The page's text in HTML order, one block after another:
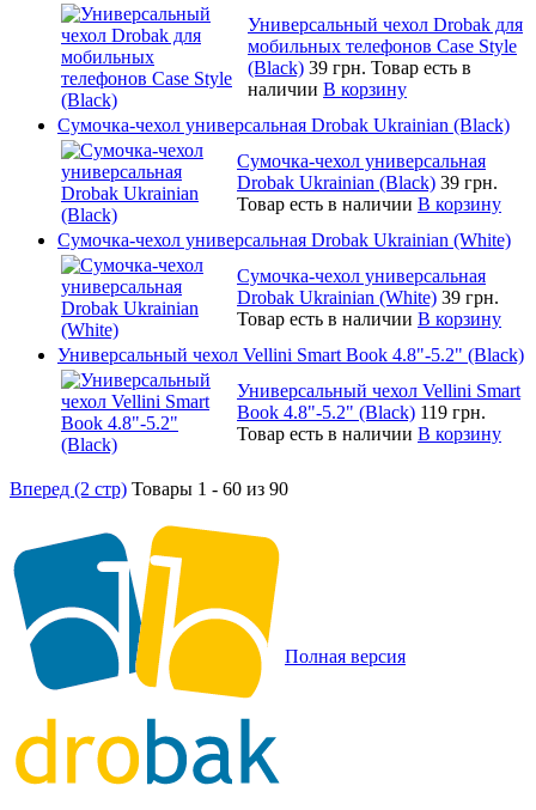
Универсальный чехол Drobak для
мобильных телефонов Case Style
(Black) 39 грн. Товар есть в
наличии В корзину
Сумочка-чехол универсальная Drobak Ukrainian (Black)
Сумочка-чехол универсальная
Drobak Ukrainian (Black) 39 грн.
Товар есть в наличии В корзину
Сумочка-чехол универсальная Drobak Ukrainian (White)
Сумочка-чехол универсальная
Drobak Ukrainian (White) 39 грн.
Товар есть в наличии В корзину
Универсальный чехол Vellini Smart Book 4.8"-5.2" (Black)
Универсальный чехол Vellini Smart
Book 4.8"-5.2" (Black) 119 грн.
Товар есть в наличии В корзину
Вперед (2 стр) Товары 1 - 60 из 90
Полная версия